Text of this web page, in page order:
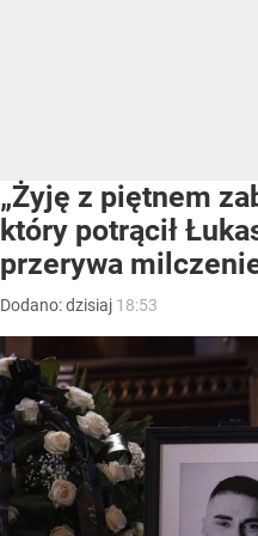
„Żyję z piętnem
który potrącił
przerywa
Dodano:dzisiaj 18:53